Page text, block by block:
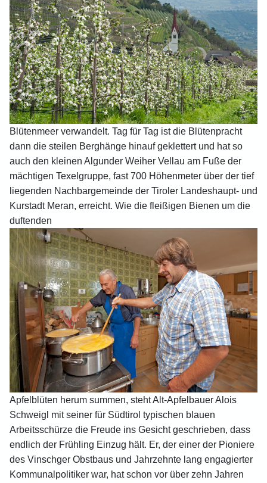
Blütenmeer verwandelt. Tag für Tag ist die Blütenpracht
dann die steilen Berghänge hinauf geklettert und hat so
auch den kleinen Algunder Weiher Vellau am Fuße der
mächtigen Texelgruppe, fast 700 Höhenmeter über der tief
liegenden Nachbargemeinde der Tiroler Landeshaupt- und
Kurstadt Meran, erreicht. Wie die fleißigen Bienen um die
duftenden
Apfelblüten herum summen, steht Alt-Apfelbauer Alois
Schweigl mit seiner für Südtirol typischen blauen
Arbeitsschürze die Freude ins Gesicht geschrieben, dass
endlich der Frühling Einzug hält. Er, der einer der Pioniere
des Vinschger Obstbaus und Jahrzehnte lang engagierter
Kommunalpolitiker war, hat schon vor über zehn Jahren